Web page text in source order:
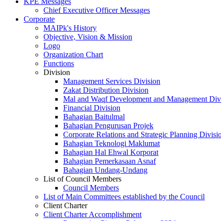
Chief Executive Officer Messages
Corporate
MAIPk's History
Objective, Vision & Mission
Logo
Organization Chart
Functions
Division
Management Services Division
Zakat Distribution Division
Mal and Waqf Development and Management
Financial Division
Bahagian Baitulmal
Bahagian Pengurusan Projek
Corporate Relations and Strategic Planning
Bahagian Teknologi Maklumat
Bahagian Hal Ehwal Korporat
Bahagian Pemerkasaan Asnaf
Bahagian Undang-Undang
List of Council Members
Council Members
List of Main Committees established by the Council
Client Charter
Client Charter Accomplishment